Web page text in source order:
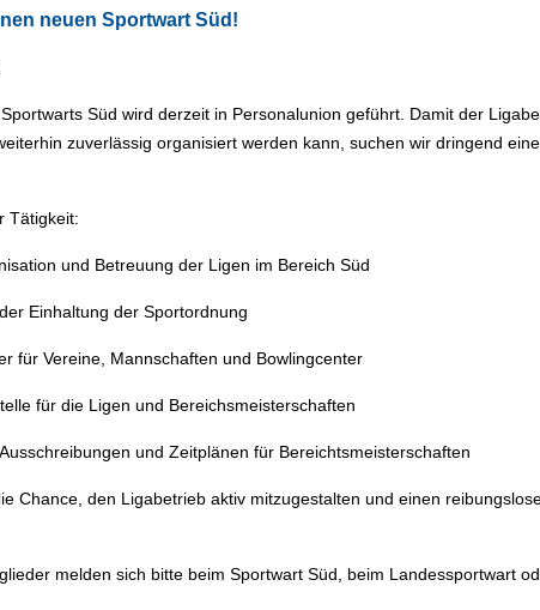
neuen Sportwart Süd!
Süd wird derzeit in Personalunion geführt. Damit der
zuverlässig organisiert werden kann, suchen wir dringend
Tätigkeit:
und Betreuung der Ligen im Bereich Süd
Einhaltung der Sportordnung
für Vereine, Mannschaften und Bowlingcenter
für die Ligen und Bereichsmeisterschaften
und Zeitplänen für Bereichtsmeisterschaften
Chance, den Ligabetrieb aktiv mitzugestalten und einen
melden sich bitte beim Sportwart Süd, beim Landessportwart